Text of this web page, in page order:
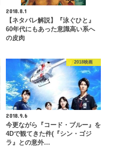
2018.8.1
【ネタバレ解説】『泳ぐひと』
60年代にもあった意識高い系へ
の皮肉
2018映画
2018.9.6
今更ながら『コード・ブルー』を
4Dで観てきた件(『シン・ゴジ
ラ』との意外…